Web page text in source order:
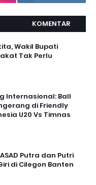
KOMENTAR
Wakil Bupati
Tak Perlu
Internasional: Ball
di Friendly
U20 Vs Timnas
Putra dan Putri
di Cilegon Banten